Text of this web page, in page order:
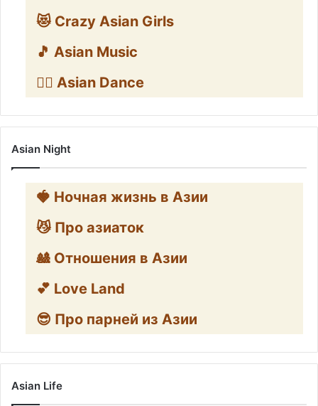
😻 Crazy Asian Girls
🎵 Asian Music
👯‍♀️ Asian Dance
Asian Night
🍓 Ночная жизнь в Азии
😼 Про азиаток
🎎 Отношения в Азии
💕 Love Land
😎 Про парней из Азии
Asian Life